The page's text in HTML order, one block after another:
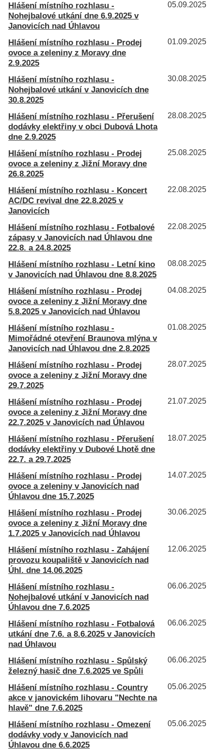
05.09.2025
Hlášení místního rozhlasu -
Nohejbalové utkání dne 6.9.2025 v
Janovicích nad Úhlavou
01.09.2025
Hlášení místního rozhlasu - Prodej
ovoce a zeleniny z Moravy dne
2.9.2025
30.08.2025
Hlášení místního rozhlasu -
Nohejbalové utkání v Janovicích dne
30.8.2025
28.08.2025
Hlášení místního rozhlasu - Přerušení
dodávky elektřiny v obci Dubová Lhota
dne 2.9.2025
25.08.2025
Hlášení místního rozhlasu - Prodej
ovoce a zeleniny z Jižní Moravy dne
26.8.2025
22.08.2025
Hlášení místního rozhlasu - Koncert
AC/DC revival dne 22.8.2025 v
Janovicích
22.08.2025
Hlášení místního rozhlasu - Fotbalové
zápasy v Janovicích nad Úhlavou dne
22.8. a 24.8.2025
08.08.2025
Hlášení místního rozhlasu - Letní kino
v Janovicích nad Úhlavou dne 8.8.2025
04.08.2025
Hlášení místního rozhlasu - Prodej
ovoce a zeleniny z Jižní Moravy dne
5.8.2025 v Janovicích nad Úhlavou
01.08.2025
Hlášení místního rozhlasu -
Mimořádné otevření Braunova mlýna v
Janovicích nad Úhlavou dne 2.8.2025
28.07.2025
Hlášení místního rozhlasu - Prodej
ovoce a zeleniny z Jižní Moravy dne
29.7.2025
21.07.2025
Hlášení místního rozhlasu - Prodej
ovoce a zeleniny z Jižní Moravy dne
22.7.2025 v Janovicích nad Úhlavou
18.07.2025
Hlášení místního rozhlasu - Přerušení
dodávky elektřiny v Dubové Lhotě dne
22.7. a 29.7.2025
14.07.2025
Hlášení místního rozhlasu - Prodej
ovoce a zeleniny v Janovicích nad
Úhlavou dne 15.7.2025
30.06.2025
Hlášení místního rozhlasu - Prodej
ovoce a zeleniny z Jižní Moravy dne
1.7.2025 v Janovicích nad Úhlavou
12.06.2025
Hlášení místního rozhlasu - Zahájení
provozu koupaliště v Janovicích nad
Úhl. dne 14.06.2025
06.06.2025
Hlášení místního rozhlasu -
Nohejbalové utkání v Janovicích nad
Úhlavou dne 7.6.2025
06.06.2025
Hlášení místního rozhlasu - Fotbalová
utkání dne 7.6. a 8.6.2025 v Janovicích
nad Úhlavou
06.06.2025
Hlášení místního rozhlasu - Spůlský
železný hasič dne 7.6.2025 ve Spůli
05.06.2025
Hlášení místního rozhlasu - Country
akce v janovickém lihovaru "Nechte na
hlavě" dne 7.6.2025
05.06.2025
Hlášení místního rozhlasu - Omezení
dodávky vody v Janovicích nad
Úhlavou dne 6.6.2025